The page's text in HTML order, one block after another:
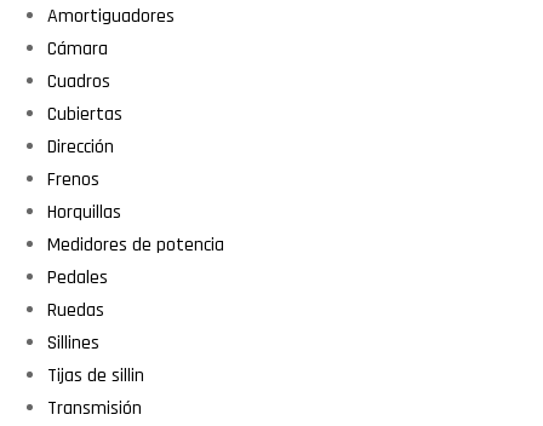
Amortiguadores
Cámara
Cuadros
Cubiertas
Dirección
Frenos
Horquillas
Medidores de potencia
Pedales
Ruedas
Sillines
Tijas de sillin
Transmisión